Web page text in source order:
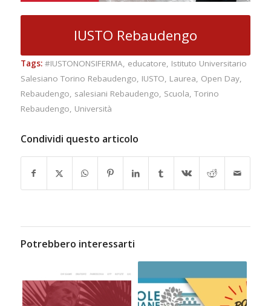
IUSTO Rebaudengo
Tags: #IUSTONONSIFERMA, educatore, Istituto Universitario
Salesiano Torino Rebaudengo, IUSTO, Laurea, Open Day,
Rebaudengo, salesiani Rebaudengo, Scuola, Torino
Rebaudengo, Università
Condividi questo articolo
Potrebbero interessarti